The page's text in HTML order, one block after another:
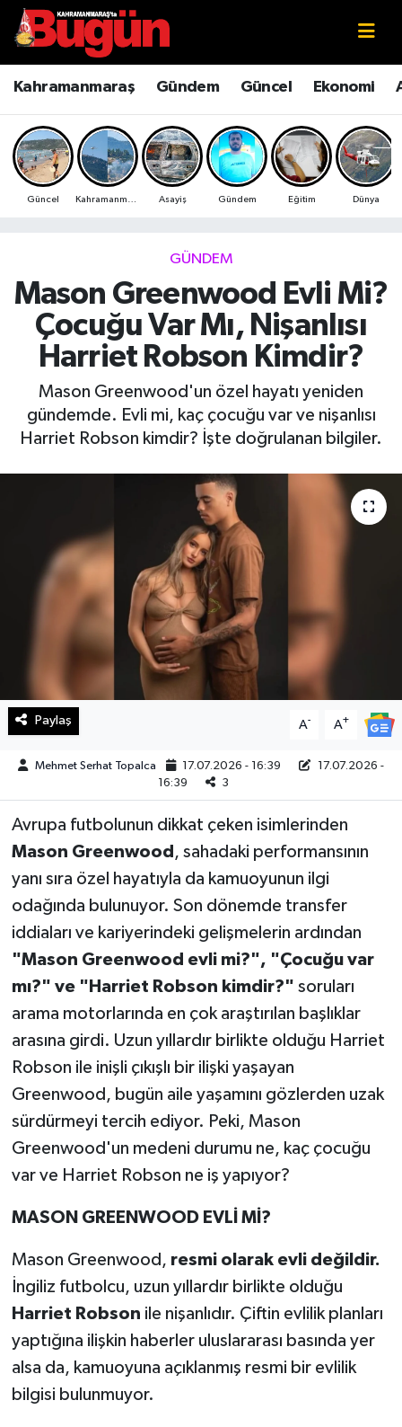
Kahramanmaraş Gündem Güncel Ekonomi
Güncel Asayiş Gündem Eğitim Dünya
GÜNDEM
Mason Greenwood Evli Mi?
Çocuğu Var Mı, Nişanlısı
Harriet Robson Kimdir?
Mason Greenwood'un özel hayatı yeniden
gündemde. Evli mi, kaç çocuğu var ve nişanlısı
Harriet Robson kimdir? İşte doğrulanan bilgiler.
Paylaş A- A+
Mehmet Serhat Topalca 17.07.2026 - 16:39
17.07.2026 -
16:39
3
Avrupa futbolunun dikkat çeken isimlerinden
Mason Greenwood , sahadaki performansının
yanı sıra özel hayatıyla da kamuoyunun ilgi
odağında bulunuyor. Son dönemde transfer
iddiaları ve kariyerindeki gelişmelerin ardından
"Mason Greenwood evli mi?", "Çocuğu var
mı?" ve "Harriet Robson kimdir?" soruları
arama motorlarında en çok araştırılan başlıklar
arasına girdi. Uzun yıllardır birlikte olduğu Harriet
Robson ile inişli çıkışlı bir ilişki yaşayan
Greenwood, bugün aile yaşamını gözlerden uzak
sürdürmeyi tercih ediyor. Peki, Mason
Greenwood'un medeni durumu ne, kaç çocuğu
var ve Harriet Robson ne iş yapıyor?
MASON GREENWOOD EVLİ Mİ?
Mason Greenwood, resmi olarak evli değildir.
İngiliz futbolcu, uzun yıllardır birlikte olduğu
Harriet Robson ile nişanlıdır. Çiftin evlilik planları
yaptığına ilişkin haberler uluslararası basında yer
alsa da, kamuoyuna açıklanmış resmi bir evlilik
bilgisi bulunmuyor.
Kahramanmaraş
Kahramanmaraş Sokak Röportajları
Bilim ve Teknoloji
Çevre
Ekonomi
Genel
Güncel
Haberde İnsan
Magazin
Manşet Altı
Manşetler
Resmi İlan
Sağlık
SürManşet
Teknoloji
KAHRAMANMARAŞ
Kahramanmaraş Nöbetçi Eczaneler
Kahramanmaraş Hava Durumu
Kahramanmaraş Namaz Vakitleri
Kahramanmaraş Trafik Yoğunluk Haritası
Süper Lig Puan Durumu ve Fikstür
Tüm Manşetler
Son Dakika Haberleri
Haber Arşivi